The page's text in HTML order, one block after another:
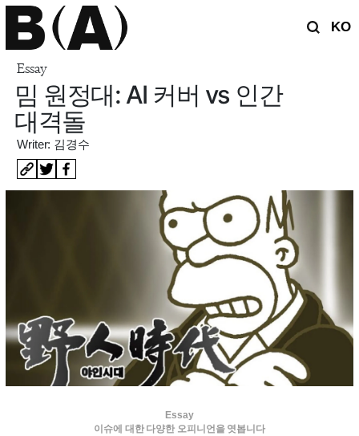
KO
Essay
밈 원정대: AI 커버 vs 인간
대격돌
Writer: 김경수
Essay
이슈에 대한 다양한 오피니언을 엿봅니다